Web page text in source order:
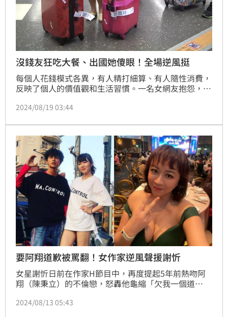
沒錢友狂吃大餐、出國她傻眼！全場逆風挺
每個人花錢模式各異，有人精打細算、有人隨性消費，
反映了個人的價值觀和生活習慣。一名女網友抱怨，自
不上富裕，可是卻很捨得消費，甚至有負債，這樣的行
2024/08/19 03:44
要阿翔道歉被罵翻！女作家逆風聲援謝忻
女星謝忻日前在作家H節目中，再度提起5年前熱吻阿
翔（陳秉立）的不倫戀，怒轟他龜縮「欠我一個道
此遭到網友狠罵。如今，同樣身為作家的艾姬也發文評
2024/08/13 05:43